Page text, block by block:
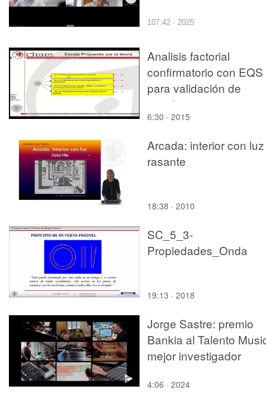
107:42 · 2025
Analisis factorial
confirmatorio con EQS
para validación de
escalas
6:30 · 2015
Arcada: interior con luz
rasante
18:38 · 2010
SC_5_3-
Propiedades_Onda
19:13 · 2018
Jorge Sastre: premio
Bankia al Talento
mejor investigador
4:06 · 2024